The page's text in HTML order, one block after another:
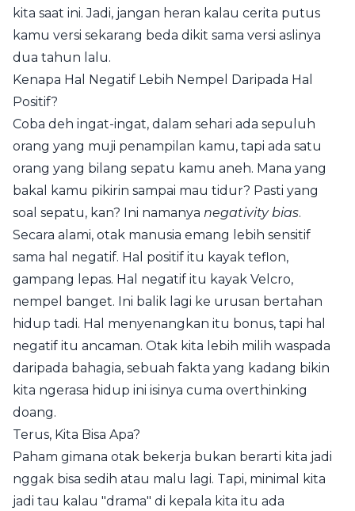
kita saat ini. Jadi, jangan heran kalau cerita putus
kamu versi sekarang beda dikit sama versi aslinya
dua tahun lalu.
Kenapa Hal Negatif Lebih Nempel Daripada Hal
Positif?
Coba deh ingat-ingat, dalam sehari ada sepuluh
orang yang muji penampilan kamu, tapi ada satu
orang yang bilang sepatu kamu aneh. Mana yang
bakal kamu pikirin sampai mau tidur? Pasti yang
soal sepatu, kan? Ini namanya negativity bias.
Secara alami, otak manusia emang lebih sensitif
sama hal negatif. Hal positif itu kayak teflon,
gampang lepas. Hal negatif itu kayak Velcro,
nempel banget. Ini balik lagi ke urusan bertahan
hidup tadi. Hal menyenangkan itu bonus, tapi hal
negatif itu ancaman. Otak kita lebih milih waspada
daripada bahagia, sebuah fakta yang kadang bikin
kita ngerasa hidup ini isinya cuma overthinking
doang.
Terus, Kita Bisa Apa?
Paham gimana otak bekerja bukan berarti kita jadi
nggak bisa sedih atau malu lagi. Tapi, minimal kita
jadi tau kalau "drama" di kepala kita itu ada